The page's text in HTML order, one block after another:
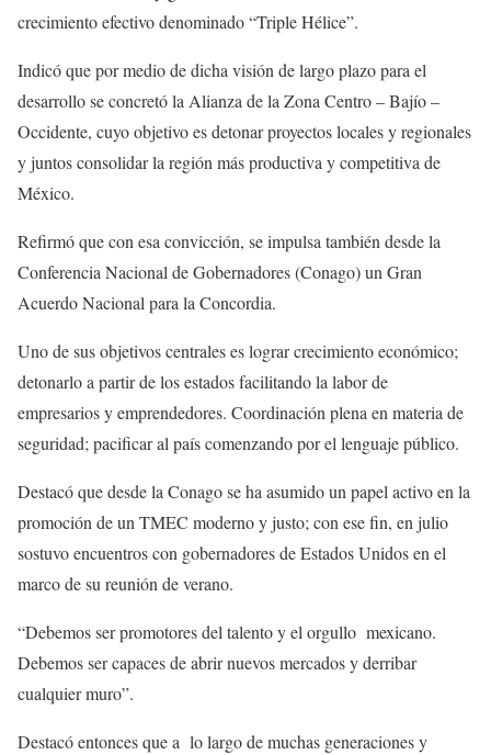
crecimiento efectivo denominado “Triple Hélice”.
Indicó que por medio de dicha visión de largo plazo para el
desarrollo se concretó la Alianza de la Zona Centro – Bajío –
Occidente, cuyo objetivo es detonar proyectos locales y regionales
y juntos consolidar la región más productiva y competitiva de
México.
Refirmó que con esa convicción, se impulsa también desde la
Conferencia Nacional de Gobernadores (Conago) un Gran
Acuerdo Nacional para la Concordia.
Uno de sus objetivos centrales es lograr crecimiento económico;
detonarlo a partir de los estados facilitando la labor de
empresarios y emprendedores. Coordinación plena en materia de
seguridad; pacificar al país comenzando por el lenguaje público.
Destacó que desde la Conago se ha asumido un papel activo en la
promoción de un TMEC moderno y justo; con ese fin, en julio
sostuvo encuentros con gobernadores de Estados Unidos en el
marco de su reunión de verano.
“Debemos ser promotores del talento y el orgullo mexicano.
Debemos ser capaces de abrir nuevos mercados y derribar
cualquier muro”.
Destacó entonces que a lo largo de muchas generaciones y